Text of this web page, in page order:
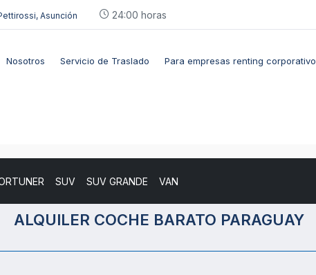
Asunción 24:00 horas
Nosotros Servicio de Traslado Para empresas renting corporativo
SUV SUV GRANDE VAN
ALQUILER COCHE BARATO PARAGUAY